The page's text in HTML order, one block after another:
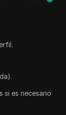
si es necesario